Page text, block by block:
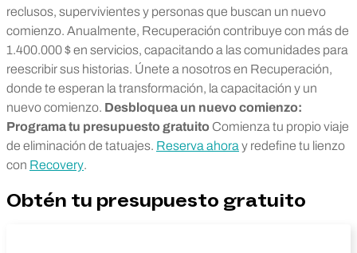
reclusos, supervivientes y personas que buscan un nuevo
comienzo. Anualmente, Recuperación contribuye con más de
1.400.000 $ en servicios, capacitando a las comunidades para
reescribir sus historias. Únete a nosotros en Recuperación,
donde te esperan la transformación, la capacitación y un
nuevo comienzo. Desbloquea un nuevo comienzo:
Programa tu presupuesto gratuito Comienza tu propio viaje
de eliminación de tatuajes. Reserva ahora y redefine tu lienzo
con Recovery.
Obtén tu presupuesto gratuito